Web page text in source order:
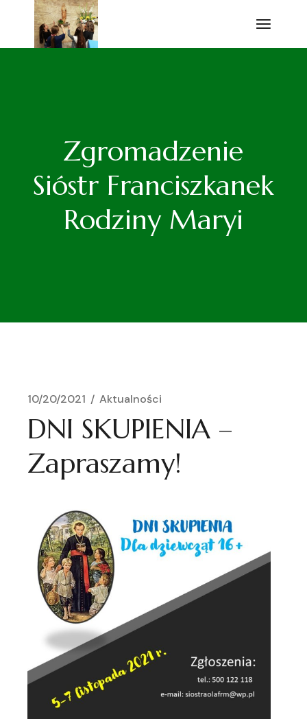
Przejdź
Zgromadzenie
Sióstr Franciszkanek
Rodziny Maryi
10/20/2021 Aktualności
DNI SKUPIENIA –
Zapraszamy!